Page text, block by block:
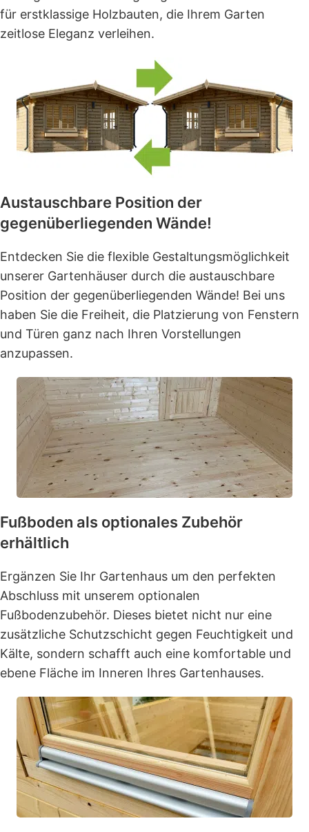
für erstklassige Holzbauten, die Ihrem Garten
zeitlose Eleganz verleihen.
Austauschbare Position der
gegenüberliegenden Wände!
Entdecken Sie die flexible Gestaltungsmöglichkeit
unserer Gartenhäuser durch die austauschbare
Position der gegenüberliegenden Wände! Bei uns
haben Sie die Freiheit, die Platzierung von Fenstern
und Türen ganz nach Ihren Vorstellungen
anzupassen.
Fußboden als optionales Zubehör
erhältlich
Ergänzen Sie Ihr Gartenhaus um den perfekten
Abschluss mit unserem optionalen
Fußbodenzubehör. Dieses bietet nicht nur eine
zusätzliche Schutzschicht gegen Feuchtigkeit und
Kälte, sondern schafft auch eine komfortable und
ebene Fläche im Inneren Ihres Gartenhauses.